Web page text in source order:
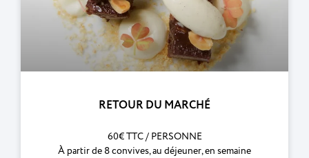
RETOUR DU MARCHÉ
60€ TTC / PERSONNE
À partir de 8 convives, au déjeuner, en semaine